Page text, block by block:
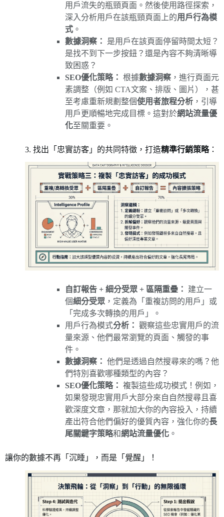
用戶流失的瓶頸頁面。然後使用路徑探索，
深入分析用戶在該瓶頸頁面上的用戶行為模
式 。
數據洞察：
是用戶在該頁面停留時間太短？
是找不到下一步按鈕？還是內容不夠清晰導
致困惑？
SEO優化策略： 根據數據洞察 ，進行頁面元
素調整（例如 CTA文案、排版、圖片），甚
至考慮重新規劃整個使用者旅程分析 ，引導
用戶更順暢地完成目標。這對於網站流量優
化至關重要。
3. 找出「忠實訪客」的共同特徵，打造精準行銷策略：
自訂報告 + 細分受眾 + 區隔重疊：
建立一
個細分受眾 ，定義為「重複訪問的用戶」或
「完成多次轉換的用戶」。
用戶行為模式分析： 觀察這些忠實用戶的流
量來源、他們最常瀏覽的頁面、觸發的事
件。
數據洞察： 他們是透過自然搜尋來的嗎？他
們特別喜歡哪種類型的內容？
SEO優化策略： 複製這些成功模式！例如，
如果發現忠實用戶大部分來自自然搜尋且喜
歡深度文章，那就加大你的內容投入，持續
產出符合他們偏好的優質內容，強化你的長
尾關鍵字策略和網站流量優化 。
讓你的數據不再「沉睡」，而是「覺醒」！